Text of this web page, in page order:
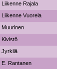
Liikenne Rajala
Liikenne Vuorela
Muurinen
Kivistö
Jyrkilä
E. Rantanen